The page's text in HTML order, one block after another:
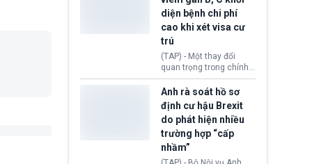
việc áp thuế diện rộng là
hoàn toàn bất hợp pháp.
Brazil tại Washington.
Động thái trên diễn ra
trong bối cảnh tranh
chấp ngoại giao giữa
chính quyền Tổng thống
Donald Trump và chính
phủ cánh tả Tổng thống
da Silva đang leo thang
gay gắt.
diện bệnh chi phí
cao khi xét visa cư
trú
(TAP) - Một thay đổi
quan trọng trong chính
sách nhập cư của New
Zealand đang mở ra
thêm cơ hội cho nhiều
người muốn định cư. Từ
nay, người mắc viêm
gan B hoặc viêm gan C
sẽ không còn bị mặc
định không đáp ứng tiêu
Anh rà soát hồ sơ
định cư hậu Brexit
do phát hiện nhiều
trường hợp “cấp
nhầm”